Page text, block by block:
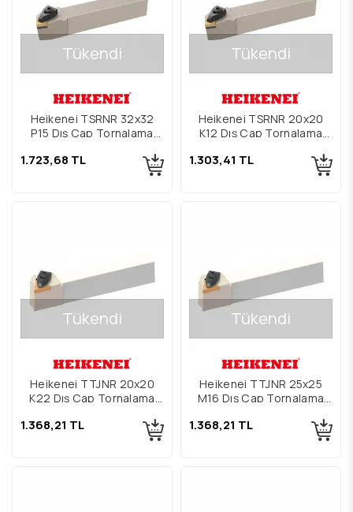
Tükendi
Heikenei TSRNR 32x32
P15 Dış Çap Tornalama
1.723,68 TL
Tükendi
Heikenei TSRNR 20x20
K12 Dış Çap Tornalama
1.303,41 TL
Tükendi
Heikenei TTJNR 20x20
K22 Dış Çap Tornalama
1.368,21 TL
Tükendi
Heikenei TTJNR 25x25
M16 Dış Çap Tornalama
1.368,21 TL